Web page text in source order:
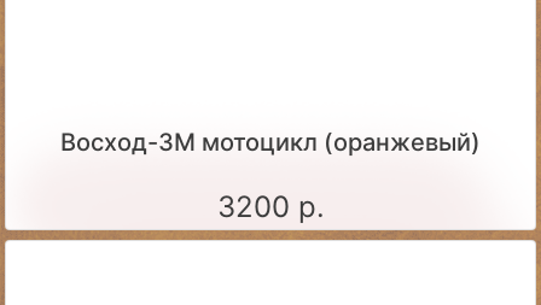
Восход-3М мотоцикл (оранжевый)
3200 р.